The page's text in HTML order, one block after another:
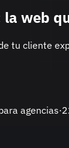
la web
tu cliente
agencias·